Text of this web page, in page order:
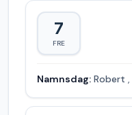
7
FRE
Namnsdag: Robert ,